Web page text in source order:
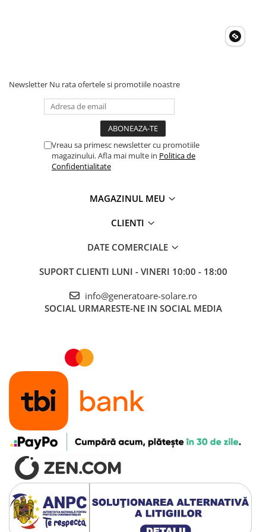
Roboti Pornire Auto
Statii de incarcare vehicule
Stabilizatoare Tensiune
Scule si aparate
Multimetre Portabile
Camere Termice
Luxmetru
Osciloscoape
Lichidare stoc
Newsletter Nu rata ofertele si promotiile noastre
Vreau sa primesc newsletter cu promotiile
magazinului. Afla mai multe in Politica de
Confidentialitate
MAGAZINUL MEU
CLIENTI
DATE COMERCIALE
SUPORT CLIENTI LUNI - VINERI 10:00 - 18:00
info@generatoare-solare.ro
SOCIAL URMARESTE-NE IN SOCIAL MEDIA